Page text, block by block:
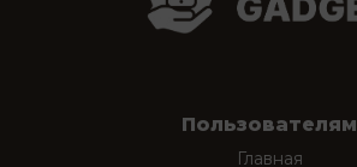
Пользователям
Главная